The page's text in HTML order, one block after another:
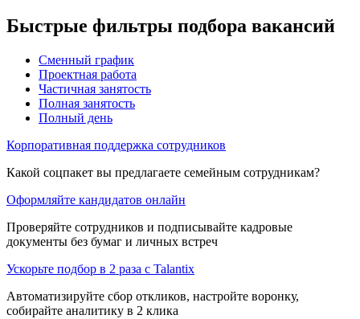
Быстрые фильтры подбора вакансий
Сменный график
Проектная работа
Частичная занятость
Полная занятость
Полный день
Корпоративная поддержка сотрудников
Какой соцпакет вы предлагаете семейным сотрудникам?
Оформляйте кандидатов онлайн
Проверяйте сотрудников и подписывайте кадровые
документы без бумаг и личных встреч
Ускорьте подбор в 2 раза с Talantix
Автоматизируйте сбор откликов, настройте воронку,
собирайте аналитику в 2 клика